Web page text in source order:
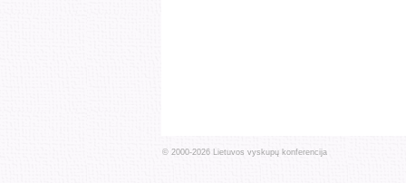
© 2000-2026 Lietuvos vyskupų konferencija